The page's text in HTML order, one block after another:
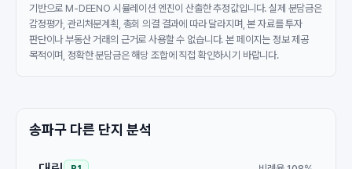
기반으로 M-DEENO 시뮬레이션 엔진이 산출한 추정값입니다. 실제 분담금은
감정평가, 관리처분계획, 총회 의결 결과에 따라 달라지며, 본 자료를 투자
판단이나 부동산 거래의 근거로 사용할 수 없습니다. 본 페이지는 정보 제공
목적이며, 정확한 분담금은 해당 조합에 직접 확인하시기 바랍니다.
송파구 다른 단지 분석